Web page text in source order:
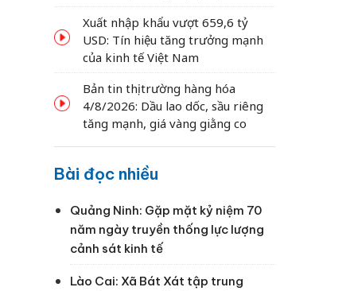
Xuất nhập khẩu vượt 659,6 tỷ
USD: Tín hiệu tăng trưởng mạnh
của kinh tế Việt Nam
Bản tin thị trường hàng hóa
4/8/2026: Dầu lao dốc, sầu riêng
tăng mạnh, giá vàng giằng co
Bài đọc nhiều
Quảng Ninh: Gặp mặt kỷ niệm 70
năm ngày truyền thống lực lượng
cảnh sát kinh tế
Lào Cai: Xã Bát Xát tập trung